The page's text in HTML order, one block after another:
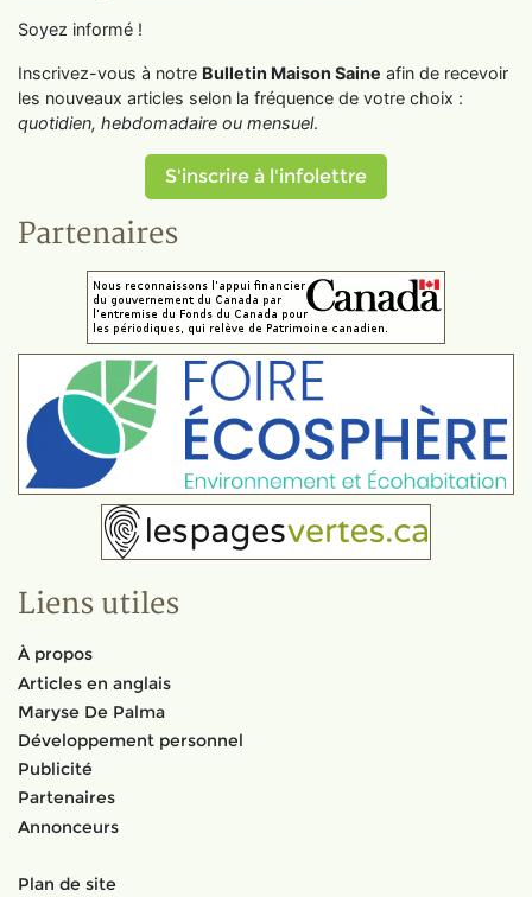
Soyez informé !
Inscrivez-vous à notre Bulletin Maison Saine afin de recevoir
les nouveaux articles selon la fréquence de votre choix :
quotidien, hebdomadaire ou mensuel.
S'inscrire à l'infolettre
Partenaires
Liens utiles
À propos
Articles en anglais
Maryse De Palma
Développement personnel
Publicité
Partenaires
Annonceurs
Plan de site